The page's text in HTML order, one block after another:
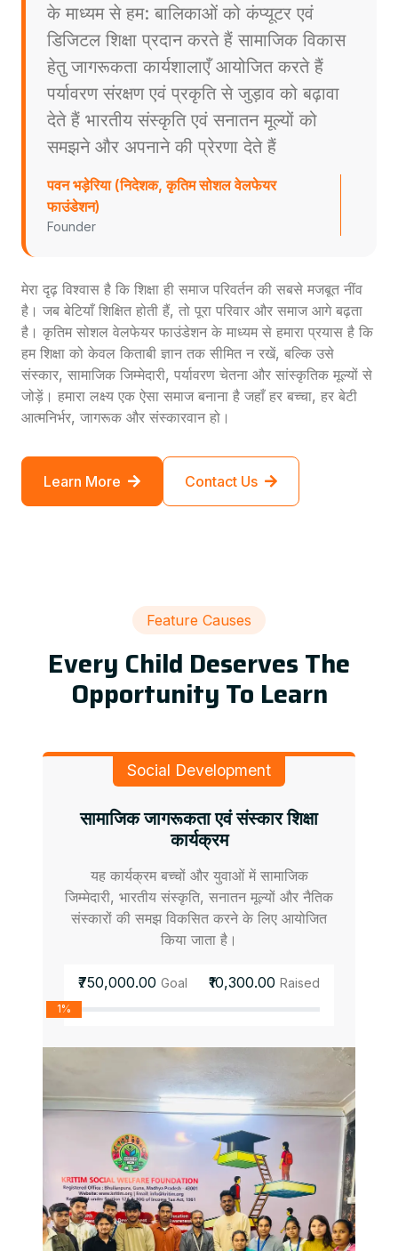
के माध्यम से हम: बालिकाओं को कंप्यूटर एवं
डिजिटल शिक्षा प्रदान करते हैं सामाजिक विकास
हेतु जागरूकता कार्यशालाएँ आयोजित करते हैं
पर्यावरण संरक्षण एवं प्रकृति से जुड़ाव को बढ़ावा
देते हैं भारतीय संस्कृति एवं सनातन मूल्यों को
समझने और अपनाने की प्रेरणा देते हैं
पवन भड़ेरिया (निदेशक, कृतिम सोशल वेलफेयर
फाउंडेशन)
Founder
मेरा दृढ़ विश्वास है कि शिक्षा ही समाज परिवर्तन की सबसे मजबूत नींव
है। जब बेटियाँ शिक्षित होती हैं, तो पूरा परिवार और समाज आगे बढ़ता
है। कृतिम सोशल वेलफेयर फाउंडेशन के माध्यम से हमारा प्रयास है कि
हम शिक्षा को केवल किताबी ज्ञान तक सीमित न रखें, बल्कि उसे
संस्कार, सामाजिक जिम्मेदारी, पर्यावरण चेतना और सांस्कृतिक मूल्यों से
जोड़ें। हमारा लक्ष्य एक ऐसा समाज बनाना है जहाँ हर बच्चा, हर बेटी
आत्मनिर्भर, जागरूक और संस्कारवान हो।
Learn More Contact Us
Feature Causes
Every Child Deserves The
Opportunity To Learn
Social Development
सामाजिक जागरूकता एवं संस्कार शिक्षा
कार्यक्रम
यह कार्यक्रम बच्चों और युवाओं में सामाजिक
जिम्मेदारी, भारतीय संस्कृति, सनातन मूल्यों और नैतिक
संस्कारों की समझ विकसित करने के लिए आयोजित
किया जाता है।
₹750,000.00 Goal ₹10,300.00 Raised
1%